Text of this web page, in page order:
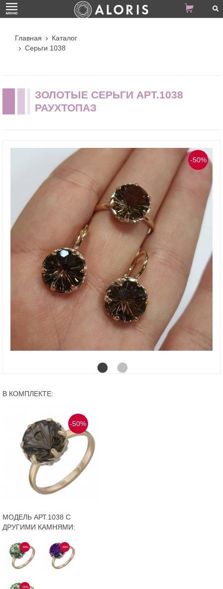
Главная
Каталог
Серьги 1038
ЗОЛОТЫЕ СЕРЬГИ АРТ.1038
РАУХТОПАЗ
-50%
В КОМПЛЕКТЕ:
-50%
МОДЕЛЬ АРТ.1038 С
ДРУГИМИ КАМНЯМИ:
-50% -50%
-50%